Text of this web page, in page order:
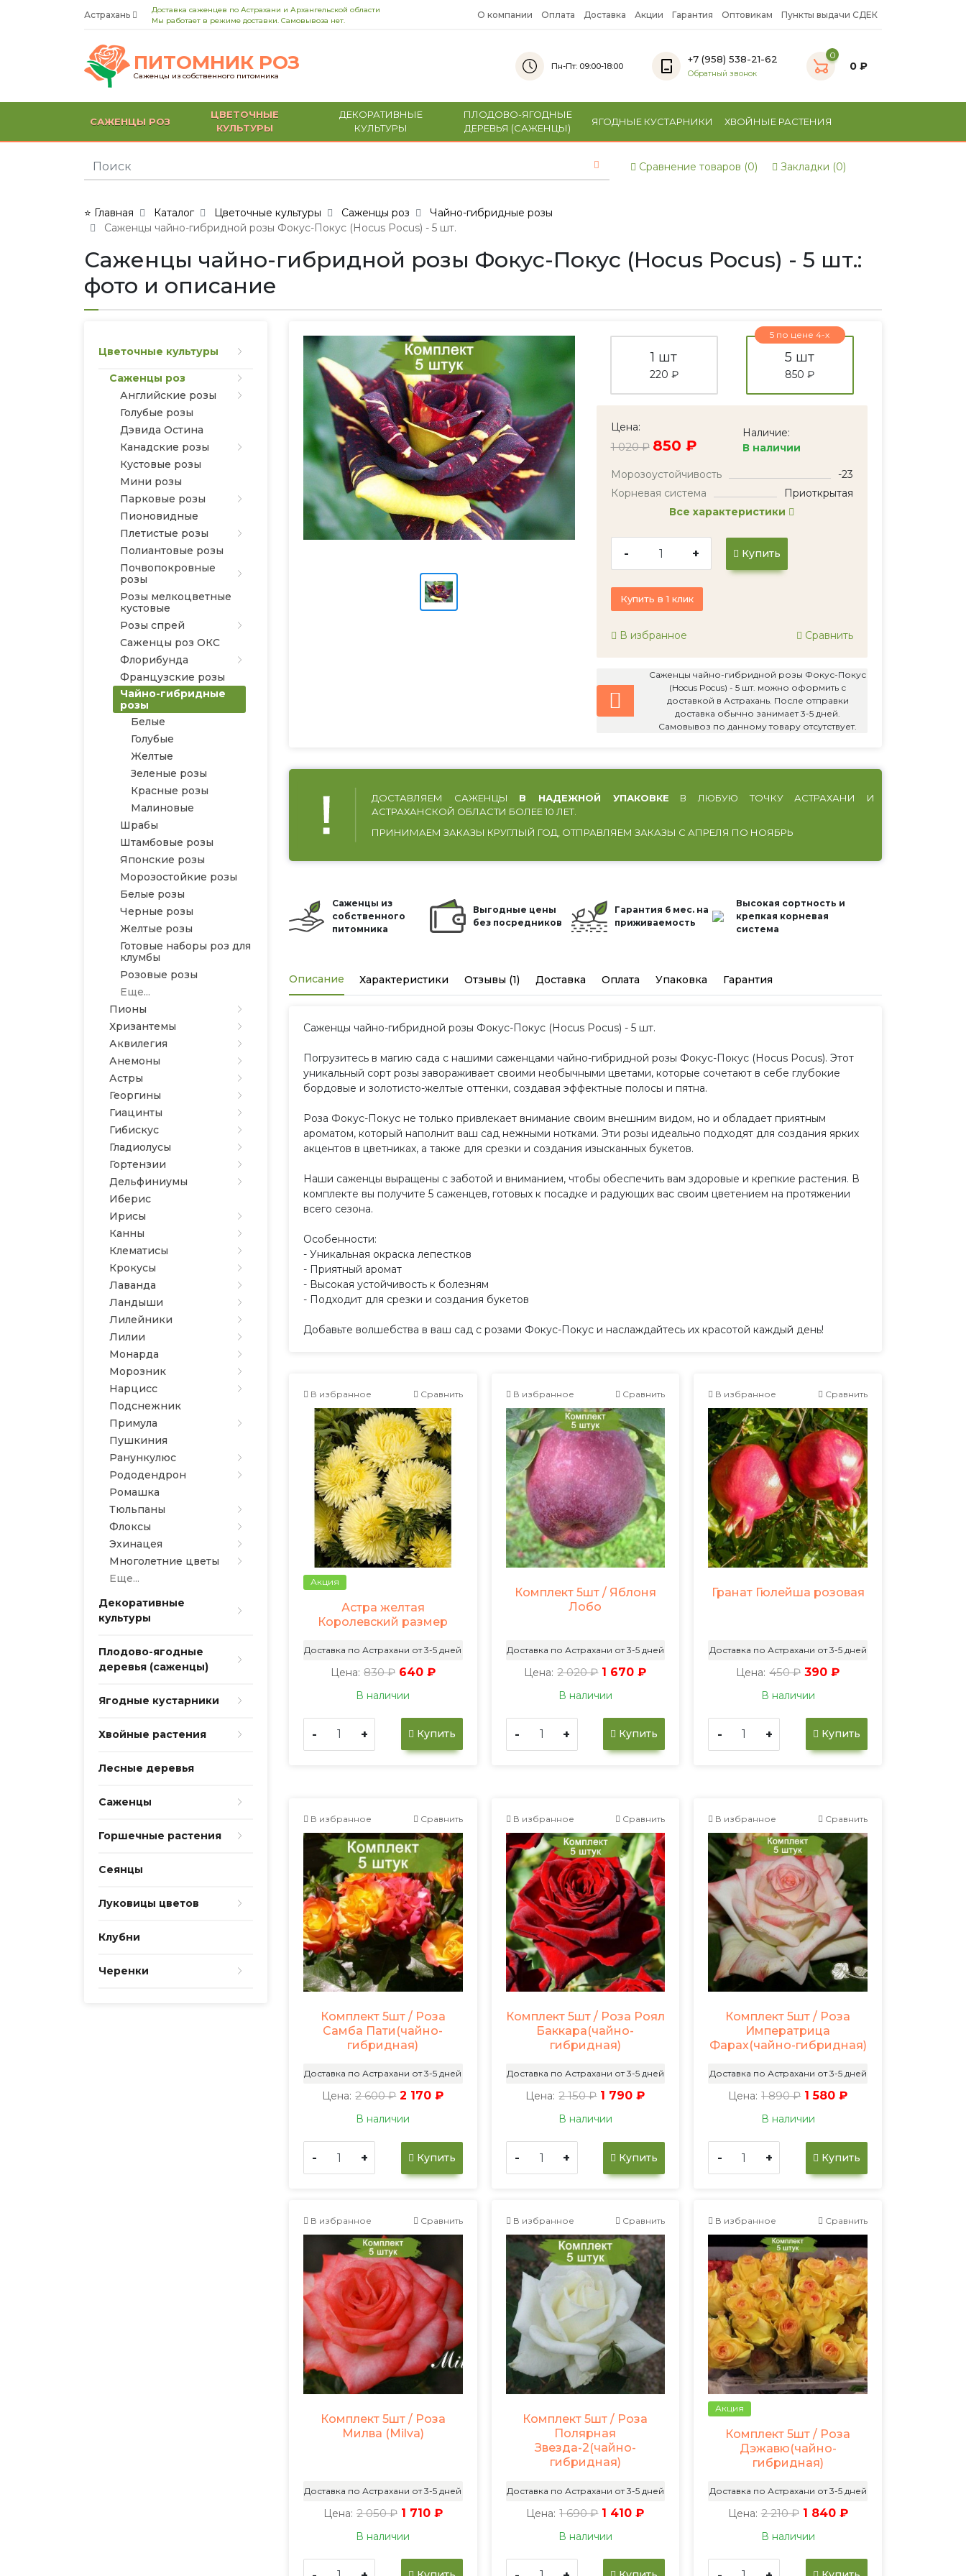
Астрахань
Доставка саженцев по Астрахани и Архангельской области
Мы работает в режиме доставки. Самовывоза нет.
О компании Оплата Доставка Акции Гарантия Оптовикам Пункты выдачи СДЕК
ПИТОМНИК РОЗ
Саженцы из собственного питомника
Пн-Пт: 09:00-18:00
+7 (958) 538-21-62
Обратный звонок
0
0 ₽
САЖЕНЦЫ РОЗ
ЦВЕТОЧНЫЕ
КУЛЬТУРЫ
ДЕКОРАТИВНЫЕ
КУЛЬТУРЫ
ПЛОДОВО-ЯГОДНЫЕ
ДЕРЕВЬЯ (САЖЕНЦЫ)
ЯГОДНЫЕ КУСТАРНИКИ ХВОЙНЫЕ РАСТЕНИЯ
Сравнение товаров (0) Закладки (0)
⭐ Главная Каталог Цветочные культуры Саженцы роз
Чайно-гибридные розы
Саженцы чайно-гибридной розы Фокус-Покус (Hocus Pocus) - 5 шт.
Саженцы чайно-гибридной розы Фокус-Покус (Hocus Pocus) - 5 шт.:
фото и описание
Цветочные культуры
Саженцы роз
Английские розы
Голубые розы
Дэвида Остина
Канадские розы
Кустовые розы
Мини розы
Парковые розы
Пионовидные
Плетистые розы
Полиантовые розы
Почвопокровные
розы
Розы мелкоцветные
кустовые
Розы спрей
Саженцы роз ОКС
Флорибунда
Французские розы
Чайно-гибридные
розы
Белые
Голубые
Желтые
Зеленые розы
Красные розы
Малиновые
Шрабы
Штамбовые розы
Японские розы
Морозостойкие розы
Белые розы
Черные розы
Желтые розы
Готовые наборы роз для
клумбы
Розовые розы
Еще...
Пионы
Хризантемы
Аквилегия
Анемоны
Астры
Георгины
Гиацинты
Гибискус
Гладиолусы
Гортензии
Дельфиниумы
Иберис
Ирисы
Канны
Клематисы
Крокусы
Лаванда
Ландыши
Лилейники
Лилии
Монарда
Морозник
Нарцисс
Подснежник
Примула
Пушкиния
Ранункулюс
Рододендрон
Ромашка
Тюльпаны
Флоксы
Эхинацея
Многолетние цветы
Еще...
Декоративные
культуры
Плодово-ягодные
деревья (саженцы)
Ягодные кустарники
Хвойные растения
Лесные деревья
Саженцы
Горшечные растения
Сеянцы
Луковицы цветов
Клубни
Черенки
1 шт
220 ₽
5 по цене 4-х
5 шт
850 ₽
Цена:
1 020 ₽ 850 ₽
Наличие:
В наличии
Морозоустойчивость
-23
Корневая система
Приоткрытая
Все характеристики
- + Купить
Купить в 1 клик
В избранное Сравнить
Саженцы чайно-гибридной розы Фокус-Покус
(Hocus Pocus) - 5 шт. можно оформить с
доставкой в Астрахань. После отправки
доставка обычно занимает 3-5 дней.
Самовывоз по данному товару отсутствует.
ДОСТАВЛЯЕМ САЖЕНЦЫ В НАДЕЖНОЙ УПАКОВКЕ В ЛЮБУЮ ТОЧКУ АСТРАХАНИ И
АСТРАХАНСКОЙ ОБЛАСТИ БОЛЕЕ 10 ЛЕТ.
ПРИНИМАЕМ ЗАКАЗЫ КРУГЛЫЙ ГОД, ОТПРАВЛЯЕМ ЗАКАЗЫ С АПРЕЛЯ ПО НОЯБРЬ
Саженцы из
собственного
питомника
Выгодные цены
без посредников
Гарантия 6 мес. на
приживаемость
Высокая сортность и
крепкая корневая
система
Описание Характеристики Отзывы (1) Доставка Оплата Упаковка Гарантия
Саженцы чайно-гибридной розы Фокус-Покус (Hocus Pocus) - 5 шт.
Погрузитесь в магию сада с нашими саженцами чайно-гибридной розы Фокус-Покус (Hocus Pocus). Этот
уникальный сорт розы завораживает своими необычными цветами, которые сочетают в себе глубокие
бордовые и золотисто-желтые оттенки, создавая эффектные полосы и пятна.
Роза Фокус-Покус не только привлекает внимание своим внешним видом, но и обладает приятным
ароматом, который наполнит ваш сад нежными нотками. Эти розы идеально подходят для создания ярких
акцентов в цветниках, а также для срезки и создания изысканных букетов.
Наши саженцы выращены с заботой и вниманием, чтобы обеспечить вам здоровые и крепкие растения. В
комплекте вы получите 5 саженцев, готовых к посадке и радующих вас своим цветением на протяжении
всего сезона.
Особенности:
- Уникальная окраска лепестков
- Приятный аромат
- Высокая устойчивость к болезням
- Подходит для срезки и создания букетов
Добавьте волшебства в ваш сад с розами Фокус-Покус и наслаждайтесь их красотой каждый день!
В избранное Сравнить
Акция
Астра желтая
Королевский размер
Доставка по Астрахани от 3-5 дней
Цена: 830 ₽ 640 ₽
В наличии
- + Купить
В избранное Сравнить
Комплект 5шт / Яблоня
Лобо
Доставка по Астрахани от 3-5 дней
Цена: 2 020 ₽ 1 670 ₽
В наличии
- + Купить
В избранное Сравнить
Гранат Гюлейша розовая
Доставка по Астрахани от 3-5 дней
Цена: 450 ₽ 390 ₽
В наличии
- + Купить
В избранное Сравнить
Комплект 5шт / Роза
Самба Пати(чайно-
гибридная)
Доставка по Астрахани от 3-5 дней
Цена: 2 600 ₽ 2 170 ₽
В наличии
- + Купить
В избранное Сравнить
Комплект 5шт / Роза Роял
Баккара(чайно-
гибридная)
Доставка по Астрахани от 3-5 дней
Цена: 2 150 ₽ 1 790 ₽
В наличии
- + Купить
В избранное Сравнить
Комплект 5шт / Роза
Императрица
Фарах(чайно-гибридная)
Доставка по Астрахани от 3-5 дней
Цена: 1 890 ₽ 1 580 ₽
В наличии
- + Купить
В избранное Сравнить
Комплект 5шт / Роза
Милва (Milva)
Доставка по Астрахани от 3-5 дней
Цена: 2 050 ₽ 1 710 ₽
В наличии
В избранное Сравнить
Комплект 5шт / Роза
Полярная
Звезда-2(чайно-
гибридная)
Доставка по Астрахани от 3-5 дней
Цена: 1 690 ₽ 1 410 ₽
В наличии
В избранное Сравнить
Акция
Комплект 5шт / Роза
Дэжавю(чайно-
гибридная)
Доставка по Астрахани от 3-5 дней
Цена: 2 210 ₽ 1 840 ₽
В наличии